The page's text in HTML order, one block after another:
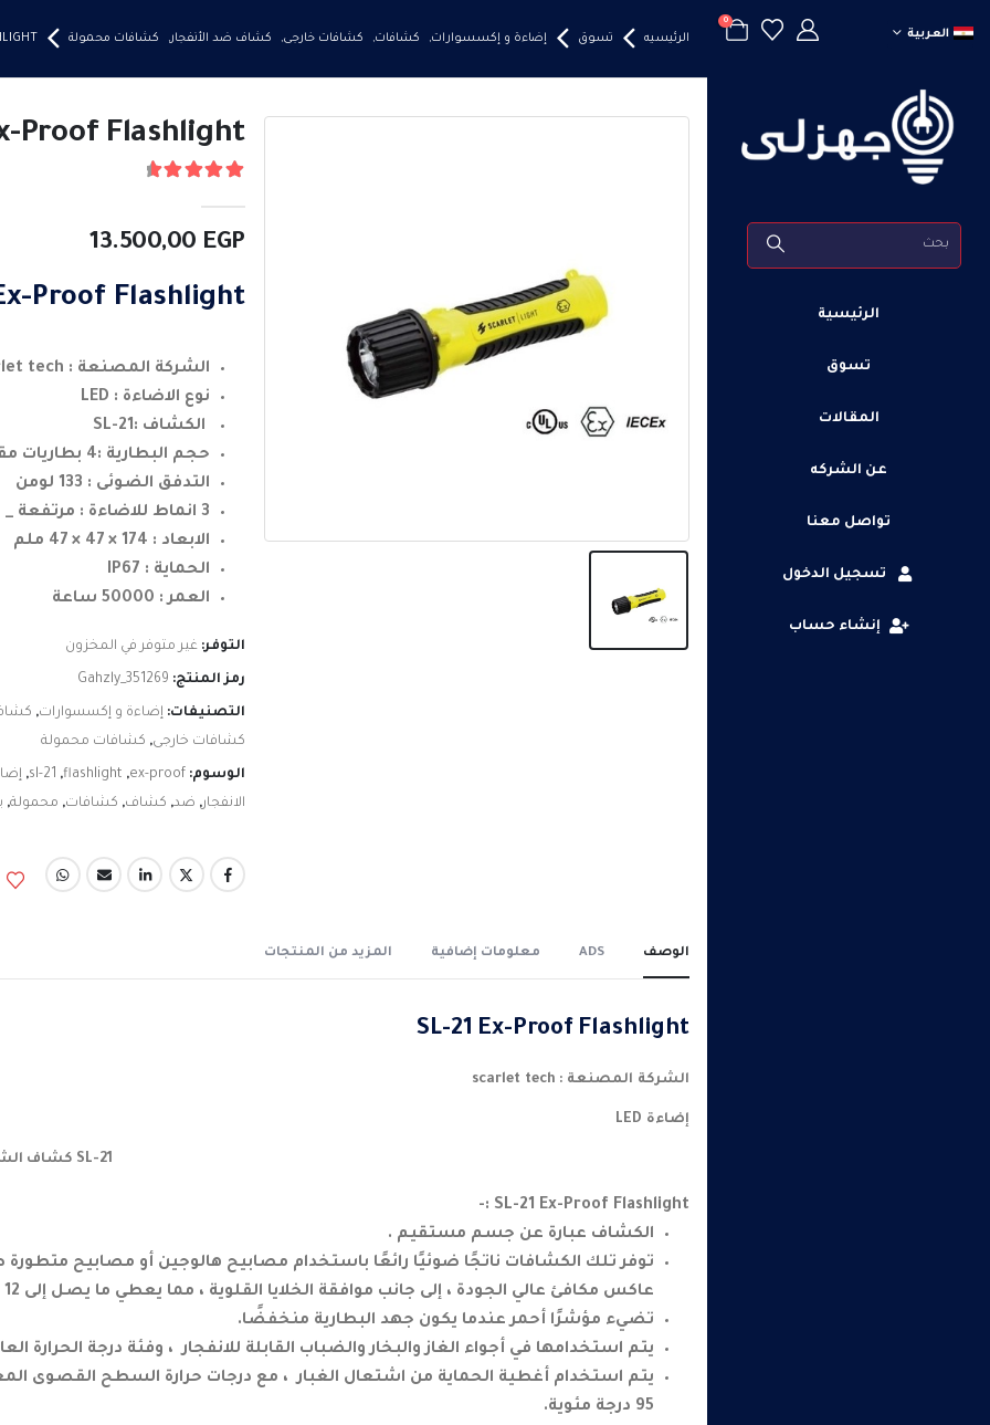
العربية
0
الرئيسية
تسوق
المقالات
عن الشركه
تواصل معنا
تسجيل الدخول
إنشاء حساب
الرئيسيه تسوق إضاءة و إكسسوارات, كشافات, كشافات خارجى, كشاف ضد الأنفجار, كشافات محمولة
Proof Flashlight
13.500,00 EGP
Proof Flashlight
الشركة المصنعة : scarlet tech
نوع الاضاءة : LED
الكشاف :SL-21
حجم البطارية :4 بطاريات مقاس AA
التدفق الضوئى : 133 لومن
3 انماط للاضاءة : مرتفعة _ منخفضة _ اغلاق
الابعاد : 174 × 47 × 47 ملم
الحماية : IP67
العمر : 50000 ساعة
التوفر: غير متوفر في المخزون
رمز المنتج: Gahzly_351269
التصنيفات: إضاءة و إكسسوارات,
كشافات خارجى, كشافات محمولة
الوسوم: ex-proof
,
flashlight
,
sl-21
,
الانفجار, ضد, كشاف, كشافات, محمولة,
الوصف ADS معلومات إضافية المزيد من المنتجات
SL-21 Ex-Proof Flashlight
الشركة المصنعة : scarlet tech
إضاءة LED
SL-21 كشاف الشعلة القابل لإعادة الشحن
SL-21 Ex-Proof Flashlight :-
الكشاف عبارة عن جسم مستقيم .
توفر تلك الكشافات ناتجًا ضوئيًا رائعًا باستخدام مصابيح هالوجين أو مصابيح متطورة
عاكس مكافئ عالي الجودة ، إلى جانب موافقة الخلايا القلوية ، مما يعطي ما يصل إلى 12 ساعة من إخراج الضوء.
تضيء مؤشرًا أحمر عندما يكون جهد البطارية منخفضًا.
يتم استخدامها في أجواء الغاز والبخار والضباب القابلة للانفجار ، وفئة درجة الحرارة
95 درجة مئوية.